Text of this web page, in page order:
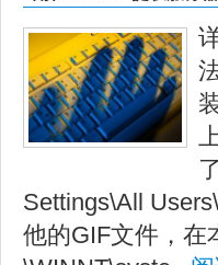
Settings\All
他的GIF文件，